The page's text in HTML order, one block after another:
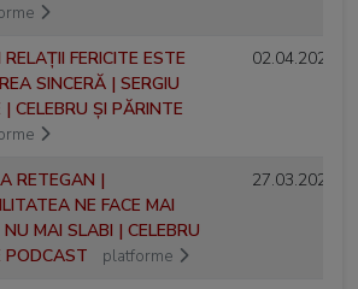
FERICITE ESTE
SINCERĂ | SERGIU
CELEBRU ȘI PĂRINTE
02.04.2026
RETEGAN |
NE FACE MAI
MAI SLABI | CELEBRU
PODCAST
platforme
27.03.2026